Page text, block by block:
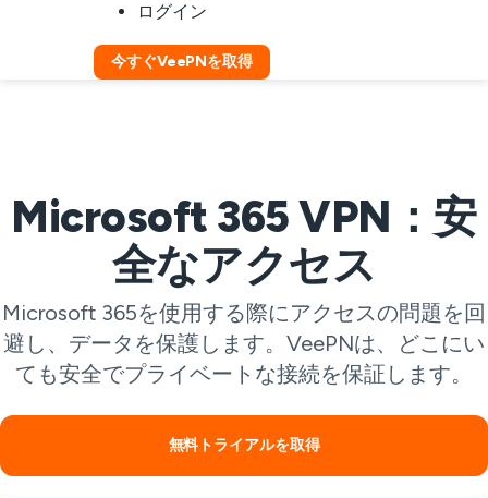
ログイン
今すぐVeePNを取得
Microsoft 365 VPN：安
全なアクセス
Microsoft 365を使用する際にアクセスの問題を回
避し、データを保護します。VeePNは、どこにい
ても安全でプライベートな接続を保証します。
無料トライアルを取得